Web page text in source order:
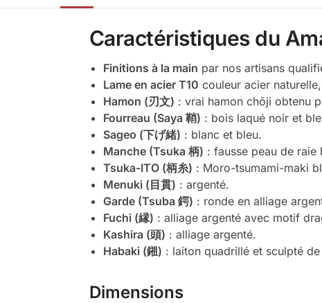
Caractéristiques du
Finitions à la main par nos artisans
Lame en acier T10 couleur acier
Hamon (刃文) : vrai hamon chōji obtenu
Fourreau (Saya 鞘) : bois laqué noir et
Sageo (下げ緒) : blanc et bleu.
Manche (Tsuka 柄) : fausse peau de raie
Tsuka-ITO (柄糸) : Moro-tsumami-maki
Menuki (目貫) : argenté.
Garde (Tsuba 鍔) : ronde en alliage
Fuchi (縁) : alliage argenté avec motif
Kashira (頭) : alliage argenté.
Habaki (鎺) : laiton quadrillé et sculpté
Dimensions